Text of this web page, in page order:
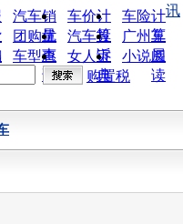
汽车销
量
车价计
算
车险计
算
团购优
惠
汽车投
诉
广州车
展
车型查
询
女人宝
典
小说阅
读
讯
购置税